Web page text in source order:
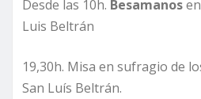
Desde las 10h. Besamanos
Luis Beltrán
19,30h. Misa en sufragio de
San Luís Beltrán.